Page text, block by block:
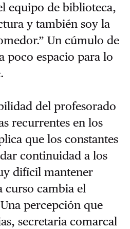
equipo de biblioteca,
y también soy la
Un cúmulo de
poco espacio para lo
del profesorado
recurrentes en los
que los constantes
continuidad a los
difícil mantener
curso cambia el
percepción que
secretaria comarcal